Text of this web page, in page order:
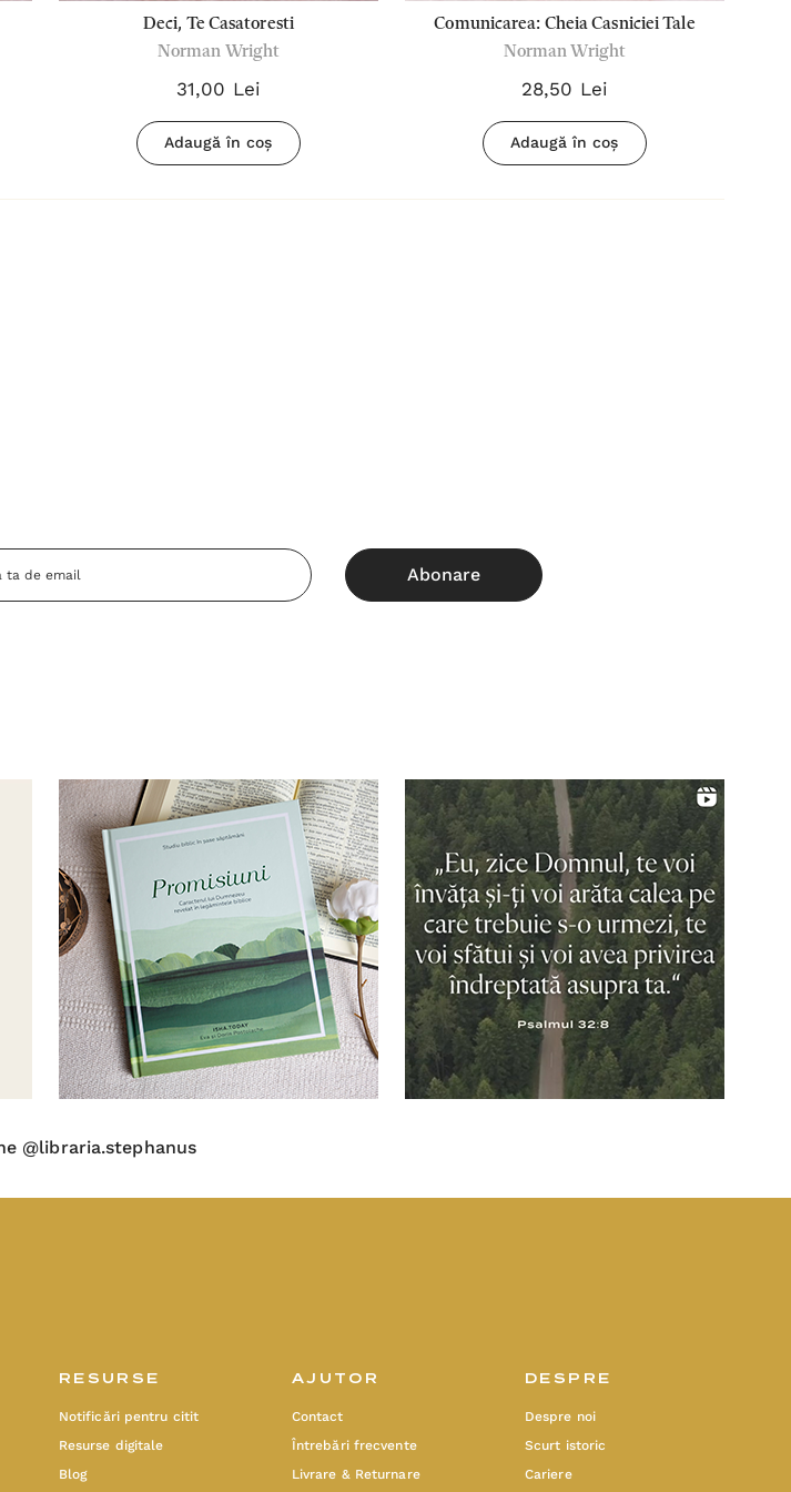
Deci, Te Casatoresti
Norman Wright
31,00 Lei
Adaugă în coș
Comunicarea: Cheia Casniciei Tale
Norman Wright
28,50 Lei
Adaugă în coș
@libraria.stephanus
RESURSE
Notificări pentru citit
Resurse digitale
Blog
AJUTOR
Contact
Întrebări frecvente
Livrare & Returnare
DESPRE
Despre noi
Scurt istoric
Cariere